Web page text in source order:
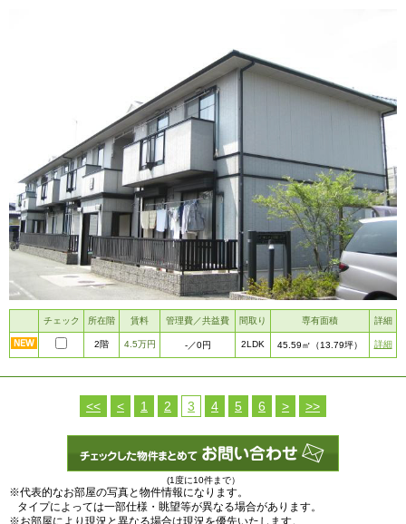
チェック 所在階 賃料 管理費／共益費 間取り 専有面積 詳細
2階 4.5万円 -／0円 2LDK 45.59㎡ （13.79坪） 詳細
<< < 1 2 3 4 5 6 > >>
(1度に10件まで）
※代表的なお部屋の写真と物件情報になります。
タイプによっては一部仕様・眺望等が異なる場合があります。